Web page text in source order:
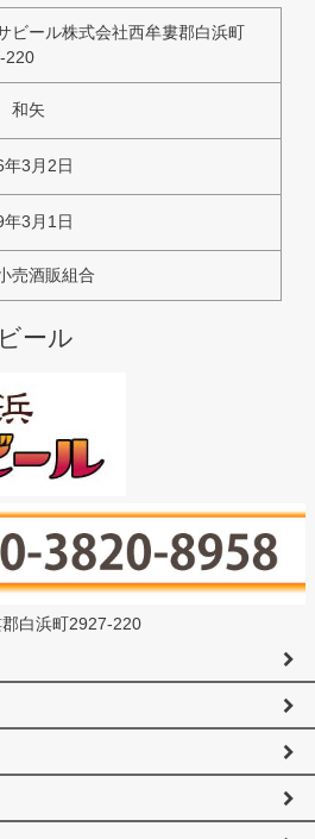
ビール株式会社西牟婁郡白浜町
220
和矢
年3月2日
年3月1日
売酒販組合
ール
白浜町2927-220